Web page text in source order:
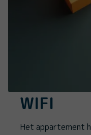
WIFI
Het appartement